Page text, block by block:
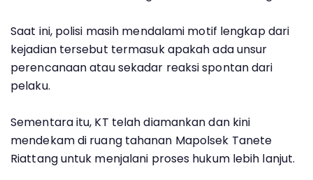
Saat ini, polisi masih mendalami motif lengkap dari
kejadian tersebut termasuk apakah ada unsur
perencanaan atau sekadar reaksi spontan dari
pelaku.
Sementara itu, KT telah diamankan dan kini
mendekam di ruang tahanan Mapolsek Tanete
Riattang untuk menjalani proses hukum lebih lanjut.